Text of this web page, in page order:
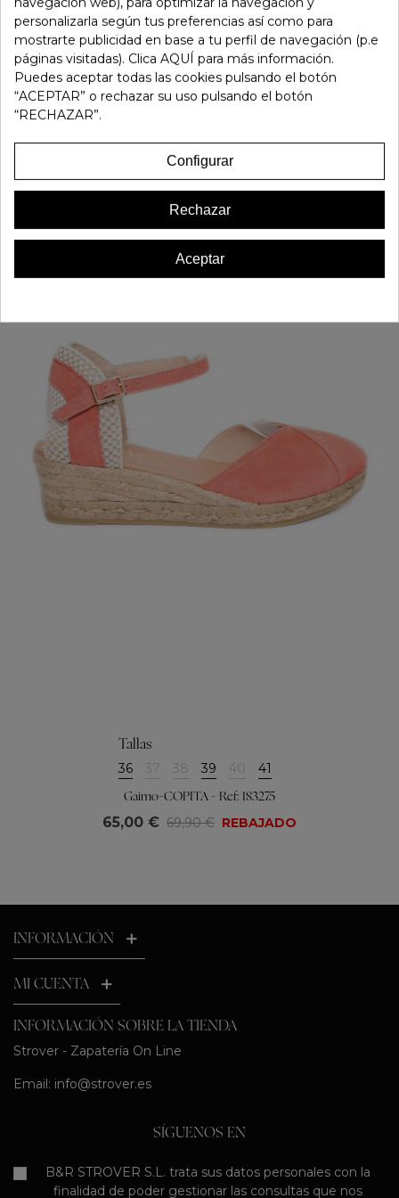
Referencia: 183276
Marca: Gaimo
Favorito
16 OTROS PRODUCTOS EN LA MISMA CATEGORÍA:
Tallas
36 37 38 39 40 41
Gaimo-COPITA - Ref: 183275
65,00 € 69,90 € REBAJADO
INFORMACIÓN
MI CUENTA
INFORMACIÓN SOBRE LA TIENDA
Strover - Zapatería On Line
Email: info@strover.es
SÍGUENOS EN
B&R STROVER S.L. trata sus datos personales con la
finalidad de poder gestionar las consultas que nos
personalizarla según tus preferencias así como para
mostrarte publicidad en base a tu perfil de navegación (p.e
páginas visitadas). Clica AQUÍ para más información.
Puedes aceptar todas las cookies pulsando el botón
“ACEPTAR” o rechazar su uso pulsando el botón
“RECHAZAR”.
Configurar
Rechazar
Aceptar